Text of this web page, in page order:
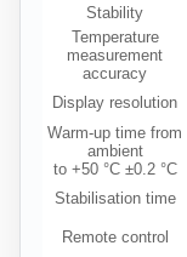
Stability
Temperature
measurement
accuracy
Display resolution
Warm-up time from
ambient
to +50 °C ±0.2 °C
Stabilisation time
Remote control